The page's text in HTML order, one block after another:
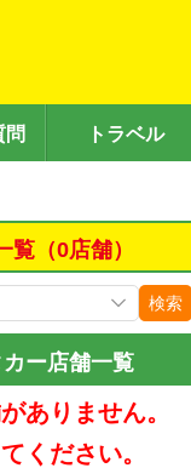
問 トラベル
（0店舗）
検索
ー店舗一覧
ありません。
ください。